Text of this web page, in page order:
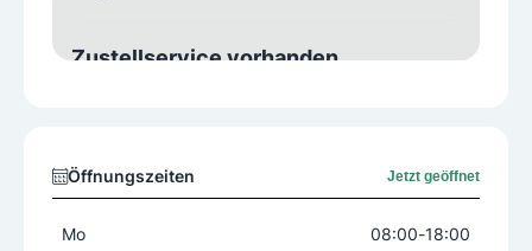
Zustellservice vorhanden
Ja
Öffnungszeiten Jetzt geöffnet
Mo 08:00-18:00